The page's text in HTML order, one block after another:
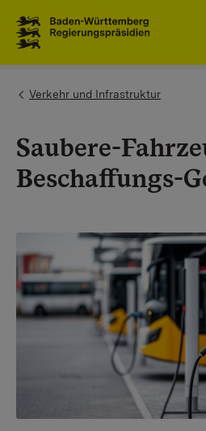
You are here:
Verkehr und Infrastruktur
Saubere-
Beschaffungs-